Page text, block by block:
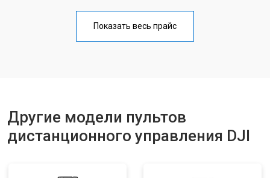
Показать весь прайс
Другие модели пультов
дистанционного управления DJI